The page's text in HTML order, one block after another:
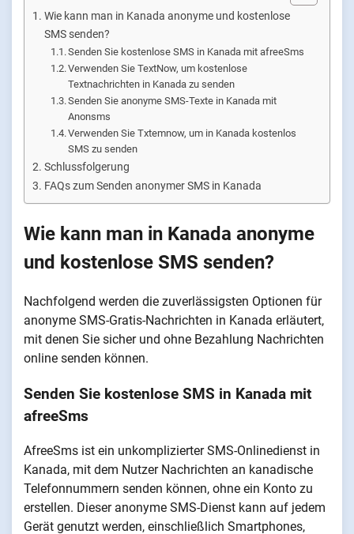
Wie kann man in Kanada anonyme und kostenlose
SMS senden?
Senden Sie kostenlose SMS in Kanada mit afreeSms
Verwenden Sie TextNow, um kostenlose
Textnachrichten in Kanada zu senden
Senden Sie anonyme SMS-Texte in Kanada mit
Anonsms
Verwenden Sie Txtemnow, um in Kanada kostenlos
SMS zu senden
Schlussfolgerung
FAQs zum Senden anonymer SMS in Kanada
Wie kann man in Kanada anonyme
und kostenlose SMS senden?
Nachfolgend werden die zuverlässigsten Optionen für
anonyme SMS-Gratis-Nachrichten in Kanada erläutert,
mit denen Sie sicher und ohne Bezahlung Nachrichten
online senden können.
Senden Sie kostenlose SMS in Kanada mit
afreeSms
AfreeSms ist ein unkomplizierter SMS-Onlinedienst in
Kanada, mit dem Nutzer Nachrichten an kanadische
Telefonnummern senden können, ohne ein Konto zu
erstellen. Dieser anonyme SMS-Dienst kann auf jedem
Gerät genutzt werden, einschließlich Smartphones,